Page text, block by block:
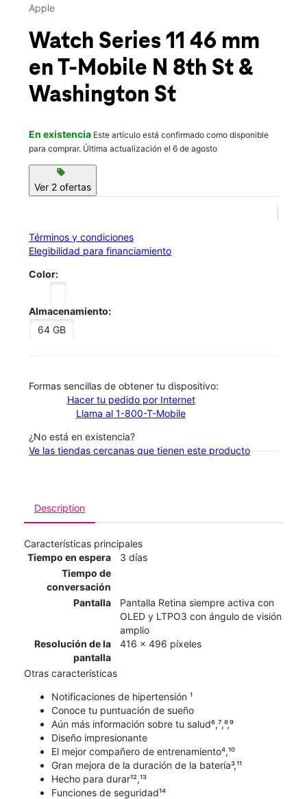
Mié.:
220 N 8th St West Dundee, IL 60118
Apple
Watch Series 11 46 mm
en T-Mobile N 8th St &
Washington St
En existencia Este artículo está confirmado como disponible
para comprar. Última actualización el 6 de agosto
sell
Ver 2 ofertas
Términos y condiciones
Elegibilidad para financiamiento
Color:
Almacenamiento:
64 GB
​​​​​​​Formas sencillas de obtener tu dispositivo:
Hacer tu pedido por Internet
Llama al 1-800-T-Mobile
¿No está en existencia?
Ve las tiendas cercanas que tienen este producto
Description
Características principales
Tiempo en espera
3 días
Tiempo de
conversación
Pantalla
Pantalla Retina siempre activa con
OLED y LTPO3 con ángulo de visión
amplio
Resolución de la
pantalla
416 x 496 píxeles
Otras características
Notificaciones de hipertensión ¹
Conoce tu puntuación de sueño
Aún más información sobre tu salud⁶,⁷,⁸,⁹
Diseño impresionante
El mejor compañero de entrenamiento⁴,¹⁰
Gran mejora de la duración de la batería³,¹¹
Hecho para durar¹²,¹³
Funciones de seguridad¹⁴